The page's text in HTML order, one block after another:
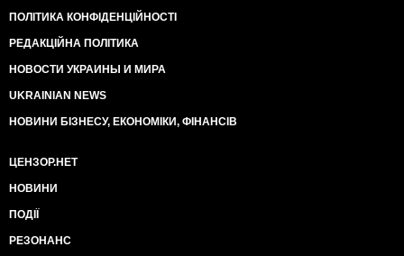
ПОЛІТИКА КОНФІДЕНЦІЙНОСТІ
РЕДАКЦІЙНА ПОЛІТИКА
НОВОСТИ УКРАИНЫ И МИРА
UKRAINIAN NEWS
НОВИНИ БІЗНЕСУ, ЕКОНОМІКИ, ФІНАНСІВ
ЦЕНЗОР.НЕТ
НОВИНИ
ПОДІЇ
РЕЗОНАНС